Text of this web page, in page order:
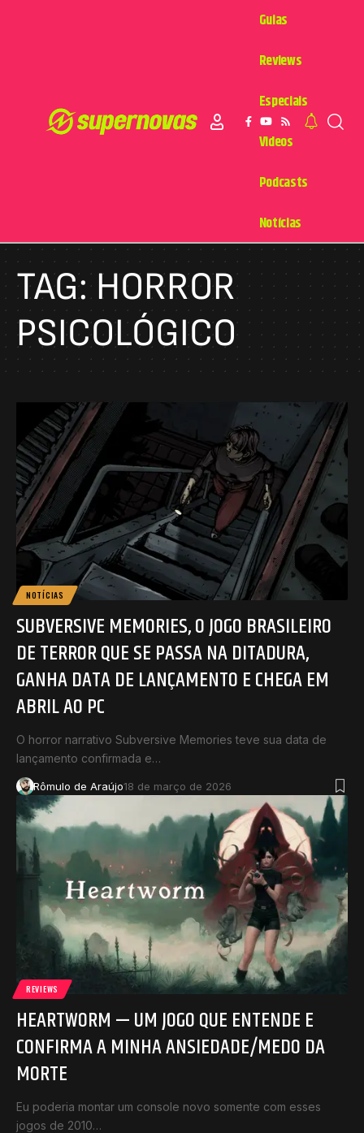
Guias
Reviews
Especiais
Videos
Podcasts
Notícias
TAG:HORROR
PSICOLÓGICO
NOTÍCIAS
SUBVERSIVE MEMORIES, O JOGO BRASILEIRO
DE TERROR QUE SE PASSA NA DITADURA,
GANHA DATA DE LANÇAMENTO E CHEGA EM
ABRIL AO PC
O horror narrativo Subversive Memories teve sua data de
lançamento confirmada e…
Rômulo de Araújo18 de março de 2026
REVIEWS
HEARTWORM — UM JOGO QUE ENTENDE E
CONFIRMA A MINHA ANSIEDADE/MEDO DA
MORTE
Eu poderia montar um console novo somente com esses
jogos de 2010…